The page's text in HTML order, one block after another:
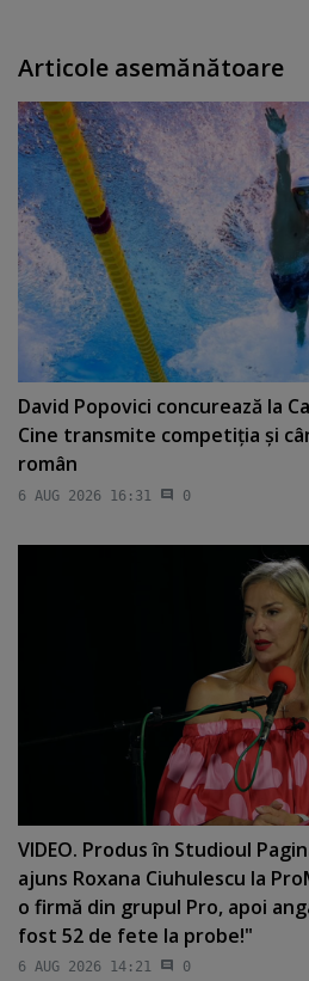
Articole asemănătoare
David Popovici concurează la
Cine transmite competiţia şi
român
6 AUG 2026 16:31 0
VIDEO. Produs în Studioul
ajuns Roxana Ciuhulescu la
o firmă din grupul Pro, apoi
fost 52 de fete la probe!"
6 AUG 2026 14:21 0